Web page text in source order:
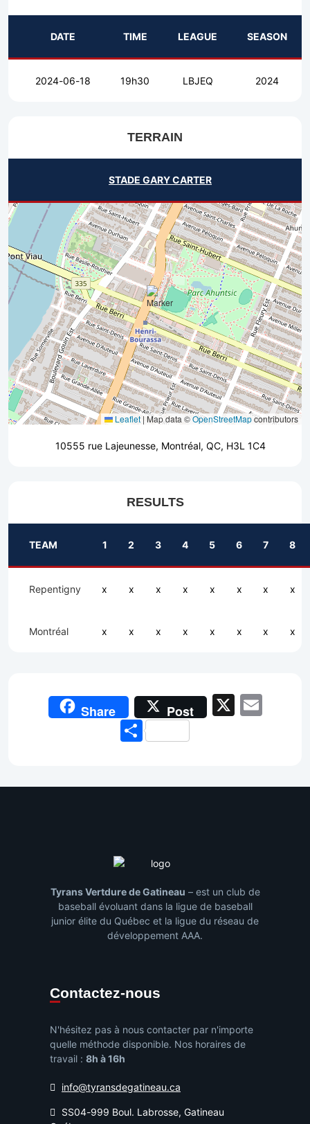
DATE TIME LEAGUE SEASON
2024-06-18 19h30 LBJEQ 2024
TERRAIN
STADE GARY CARTER
Leaflet | Map data ©OpenStreetMapcontributors
10555 rue Lajeunesse, Montréal, QC, H3L 1C4
RESULTS
TEAM 1 2 3 4 5 6 7 8
Repentigny x x x x x x x x
Montréal x x x x x x x x
Share Post X
Share
Tyrans Vertdure de Gatineau – est un club de
baseball évoluant dans la ligue de baseball
junior élite du Québec et la ligue du réseau de
développement AAA.
Contactez-nous
N'hésitez pas à nous contacter par n'importe
quelle méthode disponible. Nos horaires de
travail : 8h à 16h
info@tyransdegatineau.ca
SS04-999 Boul. Labrosse, Gatineau